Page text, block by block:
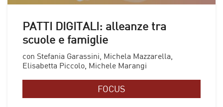
PATTI DIGITALI: alleanze tra
scuole e famiglie
con Stefania Garassini, Michela Mazzarella,
Elisabetta Piccolo, Michele Marangi
FOCUS